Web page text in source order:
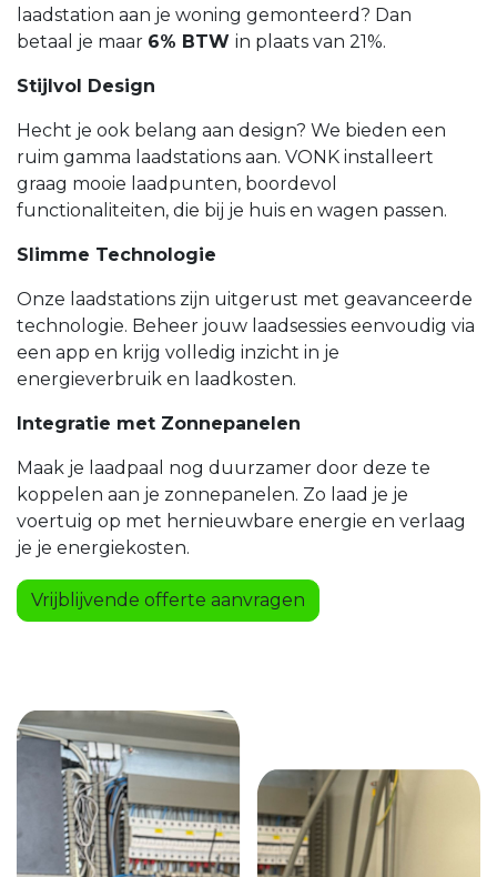
laadstation aan je woning gemonteerd? Dan
betaal je maar 6% BTW in plaats van 21%.
Stijlvol Design
Hecht je ook belang aan design? We bieden een
ruim gamma laadstations aan. VONK installeert
graag mooie laadpunten, boordevol
functionaliteiten, die bij je huis en wagen passen.
Slimme Technologie
Onze laadstations zijn uitgerust met geavanceerde
technologie. Beheer jouw laadsessies eenvoudig via
een app en krijg volledig inzicht in je
energieverbruik en laadkosten.
Integratie met Zonnepanelen
Maak je laadpaal nog duurzamer door deze te
koppelen aan je zonnepanelen. Zo laad je je
voertuig op met hernieuwbare energie en verlaag
je je energiekosten.
Vrijblijvende offerte aanvragen